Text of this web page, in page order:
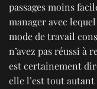
passages moins
manager avec
mode de travail
n’avez pas réussi à
est certainement
elle l’est tout autant